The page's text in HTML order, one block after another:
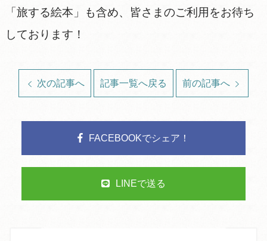
「旅する絵本」も含め、皆さまのご利用をお待ち
しております！
次の記事へ 記事一覧へ戻る 前の記事へ
FACEBOOKでシェア！
LINEで送る